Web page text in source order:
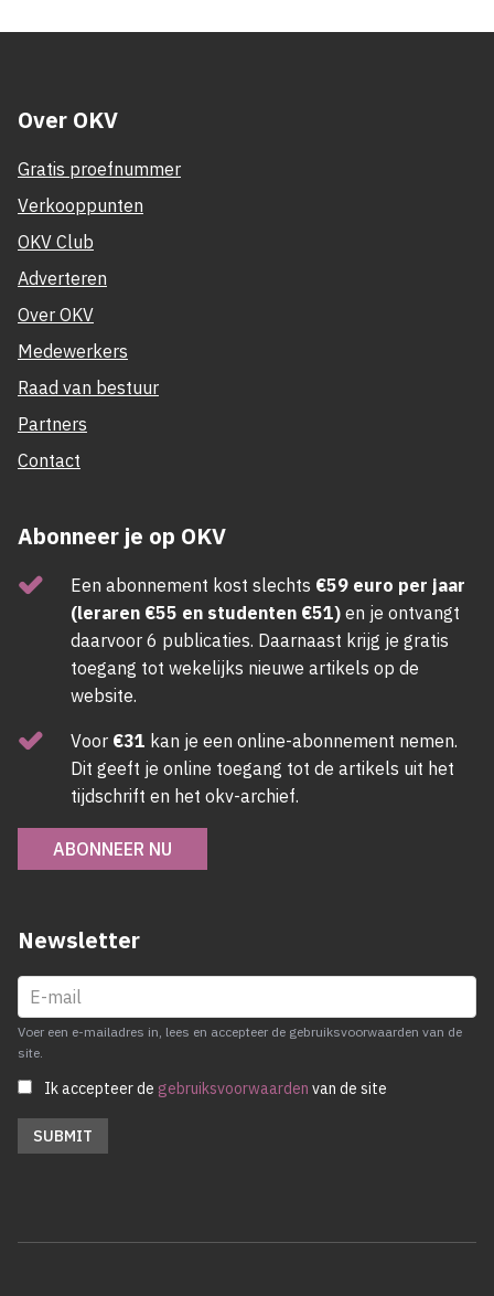
Over OKV
Gratis proefnummer
Verkooppunten
OKV Club
Adverteren
Over OKV
Medewerkers
Raad van bestuur
Partners
Contact
Abonneer je op OKV
Een abonnement kost slechts €59 euro per jaar
(leraren €55 en studenten €51) en je ontvangt
daarvoor 6 publicaties. Daarnaast krijg je gratis
toegang tot wekelijks nieuwe artikels op de
website.
Voor €31 kan je een online-abonnement nemen.
Dit geeft je online toegang tot de artikels uit het
tijdschrift en het okv-archief.
ABONNEER NU
Newsletter
Voer een e-mailadres in, lees en accepteer de gebruiksvoorwaarden van de
site.
Ik accepteer de gebruiksvoorwaarden van de site